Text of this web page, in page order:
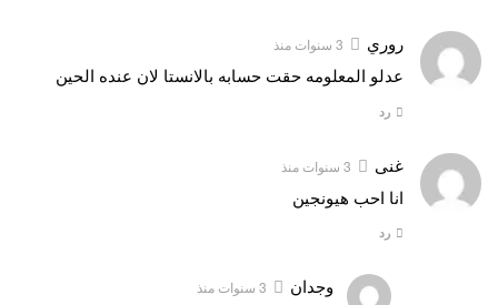
روري 3 سنوات منذ
عدلو المعلومه حقت حسابه بالانستا لان عنده الحين
رد
غنى 3 سنوات منذ
انا احب هيونجين
رد
وجدان 3 سنوات منذ